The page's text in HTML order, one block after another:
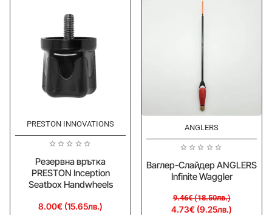
Ново
PRESTON INNOVATIONS
Резервна врътка
PRESTON Inception
Seatbox Handwheels
8.00€ (15.65лв.)
ANGLERS
Ваглер-Слайдер ANGLERS
Infinite Waggler
4.73€ (9.25лв.)
9.46€ (18.50лв.)